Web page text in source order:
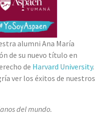
alumni Ana María
de su nuevo título en
de Harvard University.
ver los éxitos de nuestros
del mundo.